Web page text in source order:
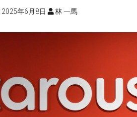
2025年6月8日 林 一馬